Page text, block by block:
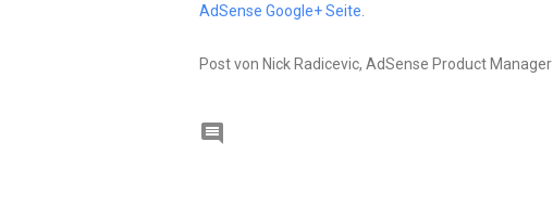
AdSense Google+ Seite
Post von Nick Radicevic, AdSense Product Manager
